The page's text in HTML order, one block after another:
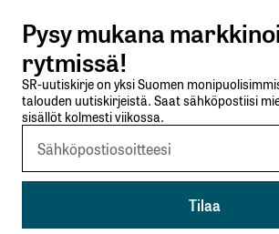
Lähetä kommentti
Pysy mukana
rytmissä!
SR-uutiskirje on yksi Suomen
talouden uutiskirjeistä. Saat sähköpostiisi
sisällöt kolmesti viikossa.